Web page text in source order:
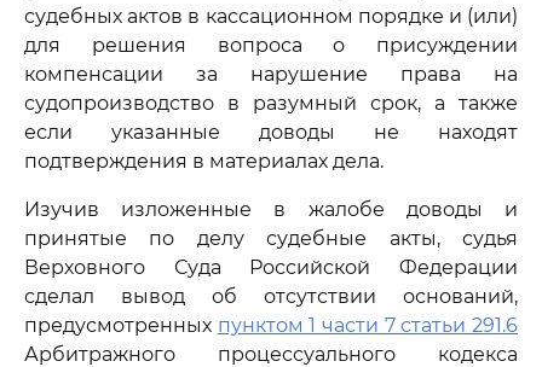
судебных актов в кассационном порядке и (или)
для решения вопроса о присуждении
компенсации за нарушение права на
судопроизводство в разумный срок, а также
если указанные доводы не находят
подтверждения в материалах дела.
Изучив изложенные в жалобе доводы и
принятые по делу судебные акты, судья
Верховного Суда Российской Федерации
сделал вывод об отсутствии оснований,
предусмотренных пунктом 1 части 7 статьи 291.6
Арбитражного процессуального кодекса